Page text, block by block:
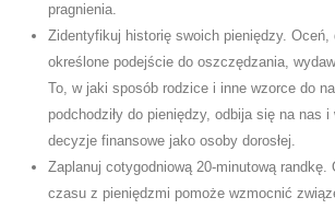
pragnienia.
Zidentyfikuj historię swoich pieniędzy. Oceń,
określone podejście do oszczędzania,
To, w jaki sposób rodzice i inne wzorce do
podchodziły do ​​pieniędzy, odbija się na nas i
decyzje finansowe jako osoby dorosłej.
Zaplanuj cotygodniową 20-minutową randkę.
czasu z pieniędzmi pomoże wzmocnić